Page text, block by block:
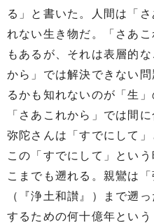
る」と書いた。人間は「
れない生き物だ。「さあ
もあるが、それは表層的
から」では解決できない
るかも知れないのが「生
「さあこれから」では間
弥陀さんは「すでにして
この「すでにして」とい
こまでも遡れる。親鸞は
（『浄土和讃』）まで遡
するための何十億年とい